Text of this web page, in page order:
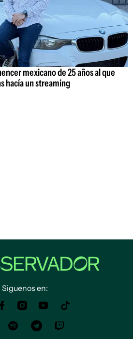
mexicano de 25 años al que
hacía un streaming
Siguenos en: